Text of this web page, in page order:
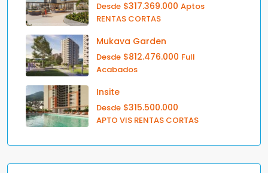
Desde $317.369.000 Aptos
RENTAS CORTAS
Mukava Garden
Desde $812.476.000 Full
Acabados
Insite
Desde $315.500.000
APTO VIS RENTAS CORTAS